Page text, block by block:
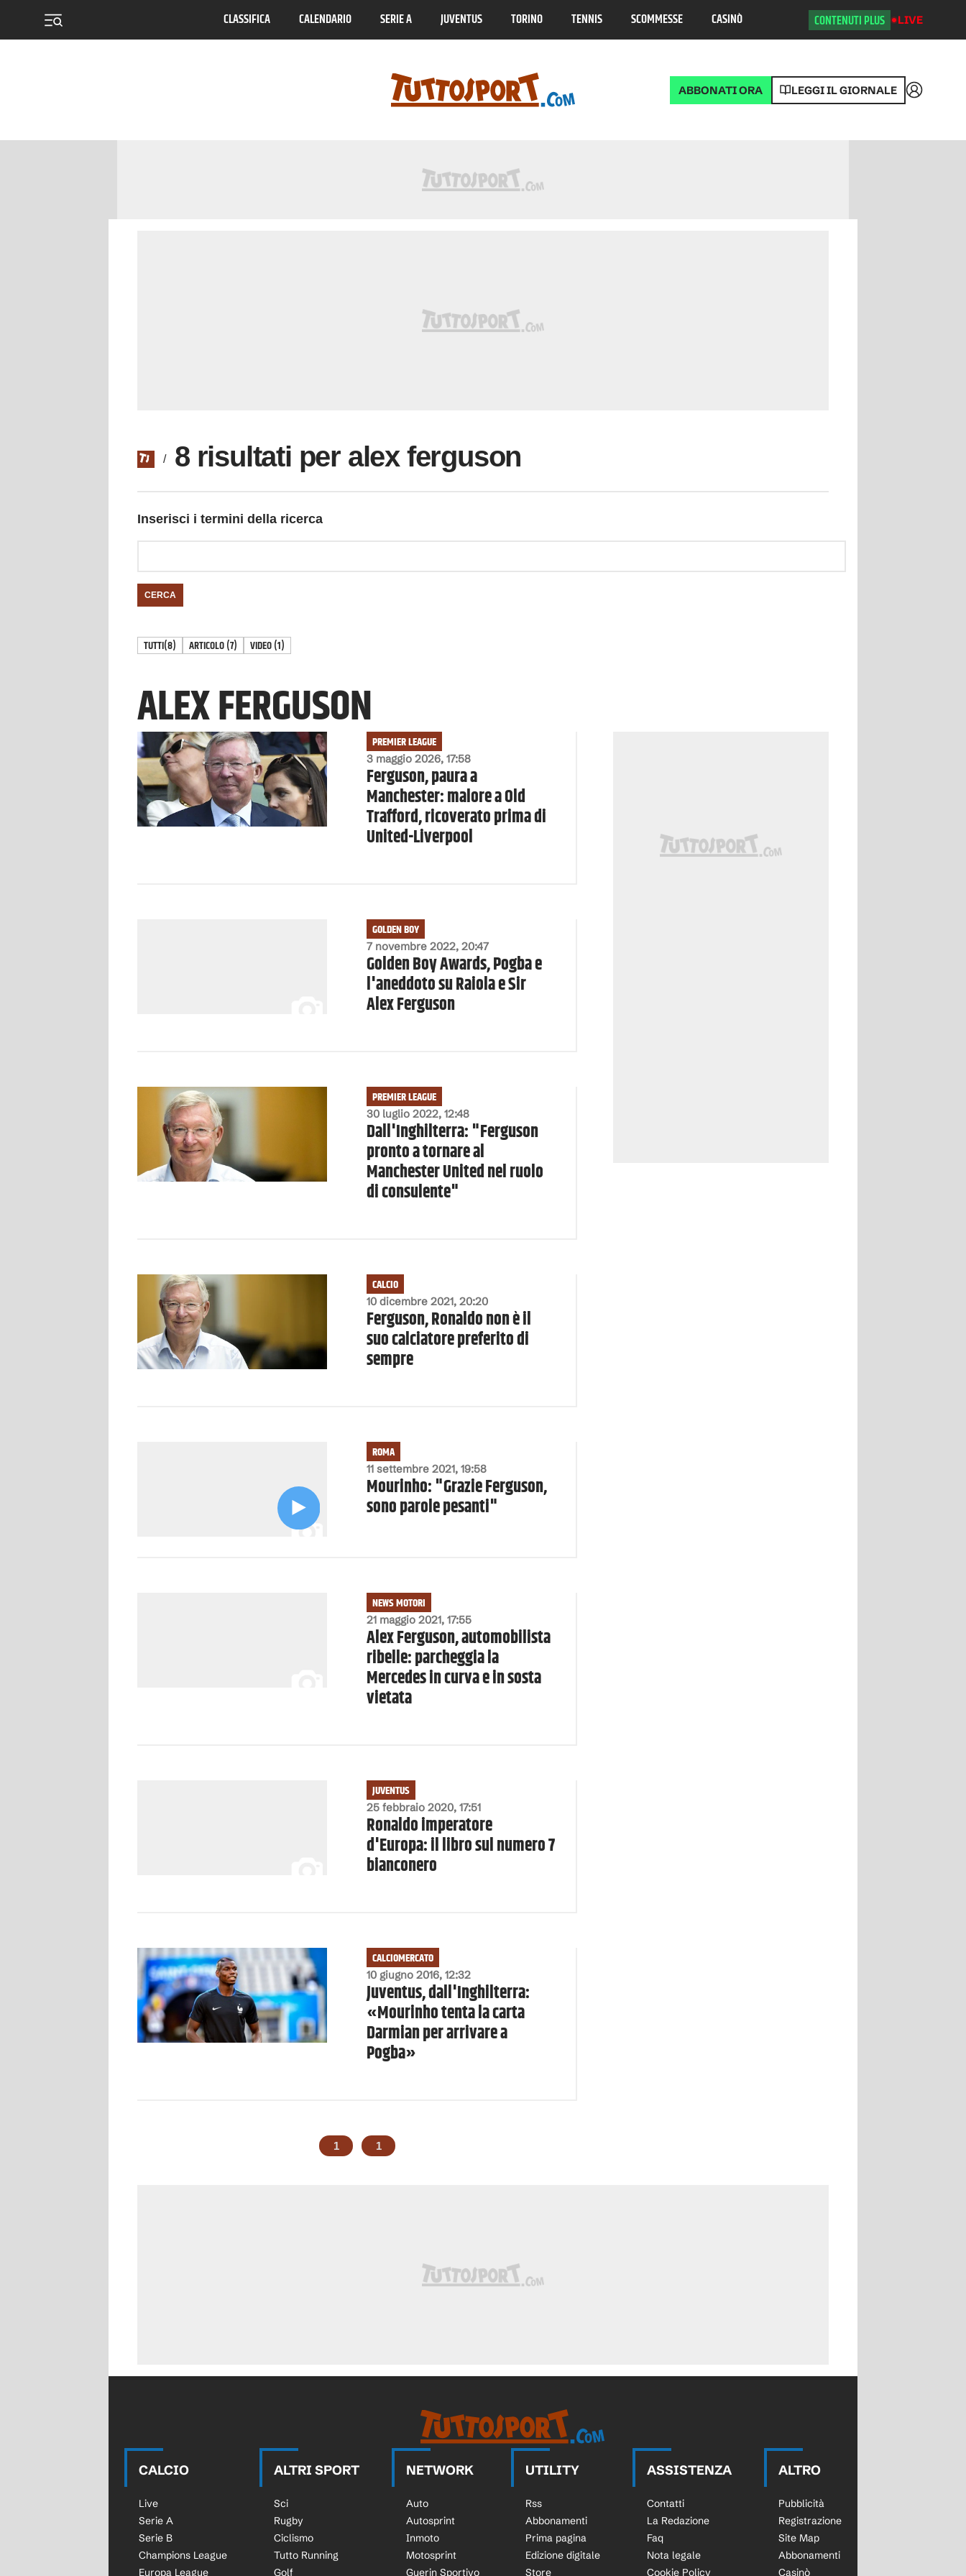
CLASSIFICA CALENDARIO SERIE A JUVENTUS TORINO TENNIS SCOMMESSE CASINÒ CONTENUTI PLUS LIVE
ABBONATI ORA LEGGI IL GIORNALE Accedi
/ 8 risultati per alex ferguson
Inserisci i termini della ricerca
CERCA
TUTTI(8) ARTICOLO(7) VIDEO(1)
ALEX FERGUSON
3 maggio 2026, 17:58
PREMIER LEAGUE
Ferguson, paura a
Manchester: malore a Old
Trafford, ricoverato prima di
United-Liverpool
7 novembre 2022, 20:47
GOLDEN BOY
Golden Boy Awards, Pogba e
l'aneddoto su Raiola e Sir
Alex Ferguson
30 luglio 2022, 12:48
PREMIER LEAGUE
Dall'Inghilterra: "Ferguson
pronto a tornare al
Manchester United nel ruolo
di consulente"
10 dicembre 2021, 20:20
CALCIO
Ferguson, Ronaldo non è il
suo calciatore preferito di
sempre
11 settembre 2021, 19:58
ROMA
Mourinho: "Grazie Ferguson,
sono parole pesanti"
21 maggio 2021, 17:55
NEWS MOTORI
Alex Ferguson, automobilista
ribelle: parcheggia la
Mercedes in curva e in sosta
vietata
25 febbraio 2020, 17:51
JUVENTUS
Ronaldo imperatore
d'Europa: il libro sul numero 7
bianconero
10 giugno 2016, 12:32
CALCIOMERCATO
Juventus, dall'Inghilterra:
«Mourinho tenta la carta
Darmian per arrivare a
Pogba»
1 1
CALCIO
Live
Serie A
Serie B
Champions League
Europa League
ALTRI SPORT
Sci
Rugby
Ciclismo
Tutto Running
Golf
NETWORK
Auto
Autosprint
Inmoto
Motosprint
Guerin Sportivo
UTILITY
Rss
Abbonamenti
Prima pagina
Edizione digitale
Store
ASSISTENZA
Contatti
La Redazione
Faq
Nota legale
Cookie Policy
ALTRO
Pubblicità
Registrazione
Site Map
Abbonamenti
Casinò